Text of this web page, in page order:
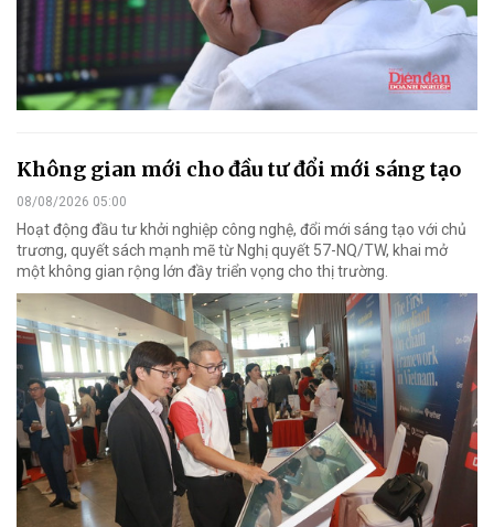
Không gian mới cho đầu tư đổi mới sáng tạo
08/08/2026 05:00
Hoạt động đầu tư khởi nghiệp công nghệ, đổi mới sáng tạo với chủ
trương, quyết sách mạnh mẽ từ Nghị quyết 57-NQ/TW, khai mở
một không gian rộng lớn đầy triển vọng cho thị trường.